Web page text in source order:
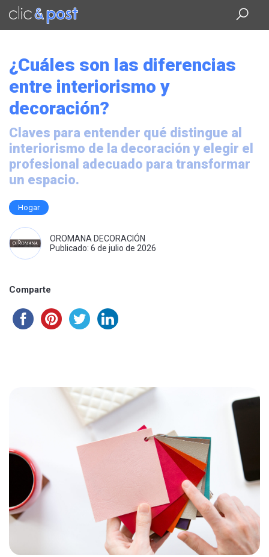
Saltar
contenido
¿Cuáles son las diferencias
entre interiorismo y
decoración?
Claves para entender qué distingue al
interiorismo de la decoración y elegir el
profesional adecuado para transformar
un espacio.
Hogar
OROMANA DECORACIÓN
Publicado: 6 de julio de 2026
Comparte